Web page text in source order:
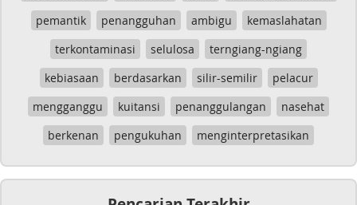
pemantik
penangguhan ambigu
kemaslahatan
terkontaminasi
selulosa
terngiang-ngiang
kebiasaan
berdasarkan silir-semilir
pelacur
mengganggu
kuitansi penanggulangan
nasehat
berkenan
pengukuhan menginterpretasikan